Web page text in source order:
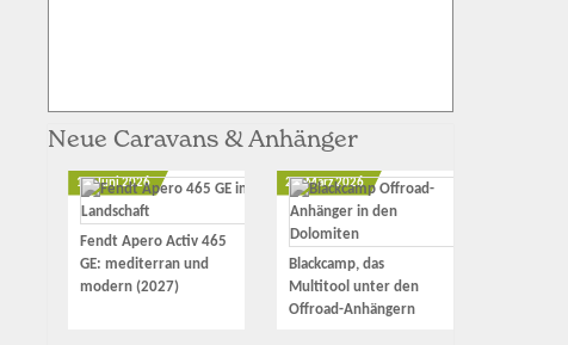
Neue Caravans & Anhänger
12. Juni 2026
Fendt Apero Activ 465
GE: mediterran und
modern (2027)
23. März 2026
Blackcamp, das
Multitool unter den
Offroad-Anhängern